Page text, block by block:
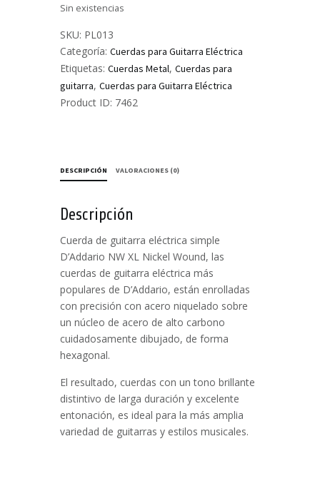
Sin existencias
SKU: PL013
Categoría: Cuerdas para Guitarra Eléctrica
Etiquetas: Cuerdas Metal, Cuerdas para
guitarra, Cuerdas para Guitarra Eléctrica
Product ID: 7462
DESCRIPCIÓN VALORACIONES (0)
Descripción
Cuerda de guitarra eléctrica simple
D’Addario NW XL Nickel Wound, las
cuerdas de guitarra eléctrica más
populares de D’Addario, están enrolladas
con precisión con acero niquelado sobre
un núcleo de acero de alto carbono
cuidadosamente dibujado, de forma
hexagonal.
El resultado, cuerdas con un tono brillante
distintivo de larga duración y excelente
entonación, es ideal para la más amplia
variedad de guitarras y estilos musicales.